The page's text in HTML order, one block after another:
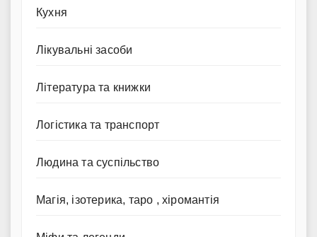
Кухня
Лікувальні засоби
Література та книжки
Логістика та транспорт
Людина та суспільство
Магія, ізотерика, таро , хіромантія